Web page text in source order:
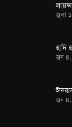
জুলা
হাদি
জুন
জুন